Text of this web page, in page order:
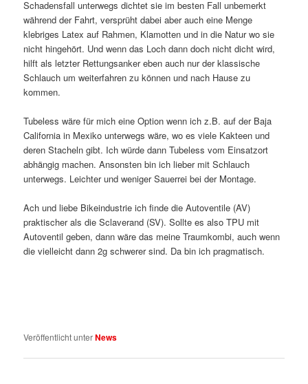
Schadensfall unterwegs dichtet sie im besten Fall unbemerkt
während der Fahrt, versprüht dabei aber auch eine Menge
klebriges Latex auf Rahmen, Klamotten und in die Natur wo sie
nicht hingehört. Und wenn das Loch dann doch nicht dicht wird,
hilft als letzter Rettungsanker eben auch nur der klassische
Schlauch um weiterfahren zu können und nach Hause zu
kommen.
Tubeless wäre für mich eine Option wenn ich z.B. auf der Baja
California in Mexiko unterwegs wäre, wo es viele Kakteen und
deren Stacheln gibt. Ich würde dann Tubeless vom Einsatzort
abhängig machen. Ansonsten bin ich lieber mit Schlauch
unterwegs. Leichter und weniger Sauerrei bei der Montage.
Ach und liebe Bikeindustrie ich finde die Autoventile (AV)
praktischer als die Sclaverand (SV). Sollte es also TPU mit
Autoventil geben, dann wäre das meine Traumkombi, auch wenn
die vielleicht dann 2g schwerer sind. Da bin ich pragmatisch.
Veröffentlicht unterNews